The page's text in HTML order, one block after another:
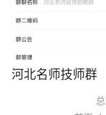
河北名师技师群